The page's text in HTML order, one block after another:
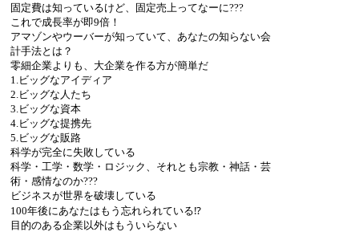
固定費は知っているけど、固定売上ってなーに???
これで成長率が即9倍！
アマゾンやウーバーが知っていて、あなたの知らない会
計手法とは？
零細企業よりも、大企業を作る方が簡単だ
1.ビッグなアイディア
2.ビッグな人たち
3.ビッグな資本
4.ビッグな提携先
5.ビッグな販路
科学が完全に失敗している
科学・工学・数学・ロジック、それとも宗教・神話・芸
術・感情なのか???
ビジネスが世界を破壊している
100年後にあなたはもう忘れられている⁉
目的のある企業以外はもういらない